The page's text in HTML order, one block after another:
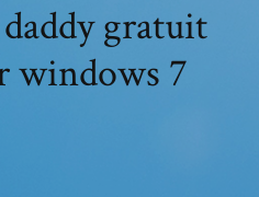
gratuit
windows 7